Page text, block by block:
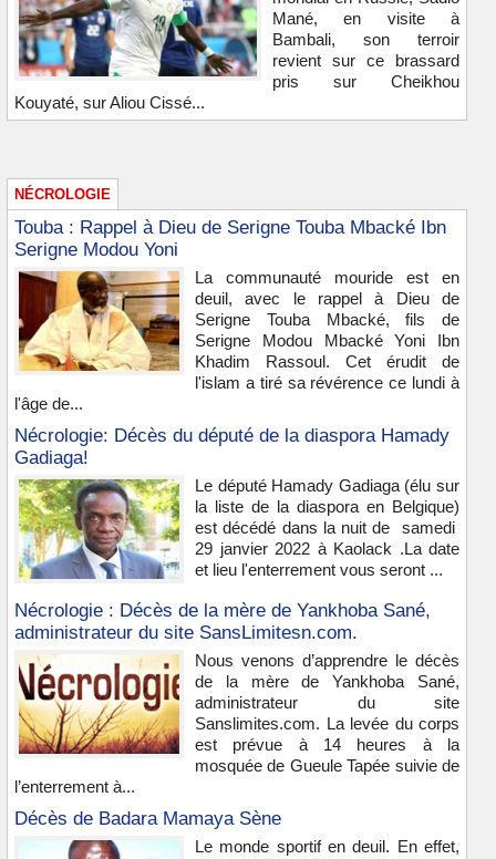
Mané, en visite à
Bambali, son terroir
revient sur ce brassard
pris sur Cheikhou
Kouyaté, sur Aliou Cissé...
NÉCROLOGIE
Touba : Rappel à Dieu de Serigne Touba Mbacké Ibn
Serigne Modou Yoni
La communauté mouride est en
deuil, avec le rappel à Dieu de
Serigne Touba Mbacké, fils de
Serigne Modou Mbacké Yoni Ibn
Khadim Rassoul. Cet érudit de
l'islam a tiré sa révérence ce lundi à
l'âge de...
Nécrologie: Décès du député de la diaspora Hamady
Gadiaga!
Le député Hamady Gadiaga (élu sur
la liste de la diaspora en Belgique)
est décédé dans la nuit de samedi
29 janvier 2022 à Kaolack .La date
et lieu l'enterrement vous seront ...
Nécrologie : Décès de la mère de Yankhoba Sané,
administrateur du site SansLimitesn.com.
Nous venons d’apprendre le décès
de la mère de Yankhoba Sané,
administrateur du site
Sanslimites.com. La levée du corps
est prévue à 14 heures à la
mosquée de Gueule Tapée suivie de
l’enterrement à...
Décès de Badara Mamaya Sène
Le monde sportif en deuil. En effet,